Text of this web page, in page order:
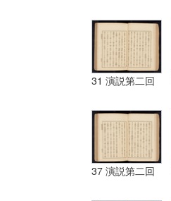
31 演説第二回
37 演説第二回